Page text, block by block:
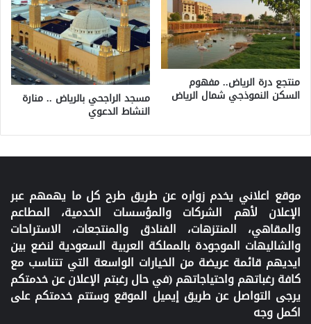
منتجع درة الرياض.. مفهوم
السكن النموذجي شمال الرياض مسجد الراجحي بالرياض .. منارة
النشاط الدعوي
موقع اعلاني يخدم زواره عن طريق طرح كل ما يهمهم عبر
الإعلان لأهم الشركات والمؤسسات الخدمية، المطاعم
والمقاهي، المنتزهات، الفنادق والمنتجعات، الاستراحات
والشاليهات الموجودة بالمملكة العربية السعودية لنضع بين
ايديهم قائمة عريضة من الخيارات الواسعة التي تتناسب مع
كافة رغباتهم واحتياجاتهم (في حال رغبتم الإعلان عن خدمتكم
يرجى التواصل عن طريق إيميل الموقع وستتم خدمتكم على
اكمل وجه